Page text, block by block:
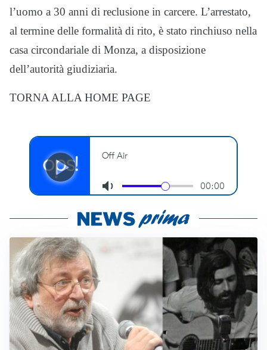
l’uomo a 30 anni di reclusione in carcere. L’arrestato,
al termine delle formalità di rito, è stato rinchiuso nella
casa circondariale di Monza, a disposizione
dell’autorità giudiziaria.
TORNA ALLA HOME PAGE